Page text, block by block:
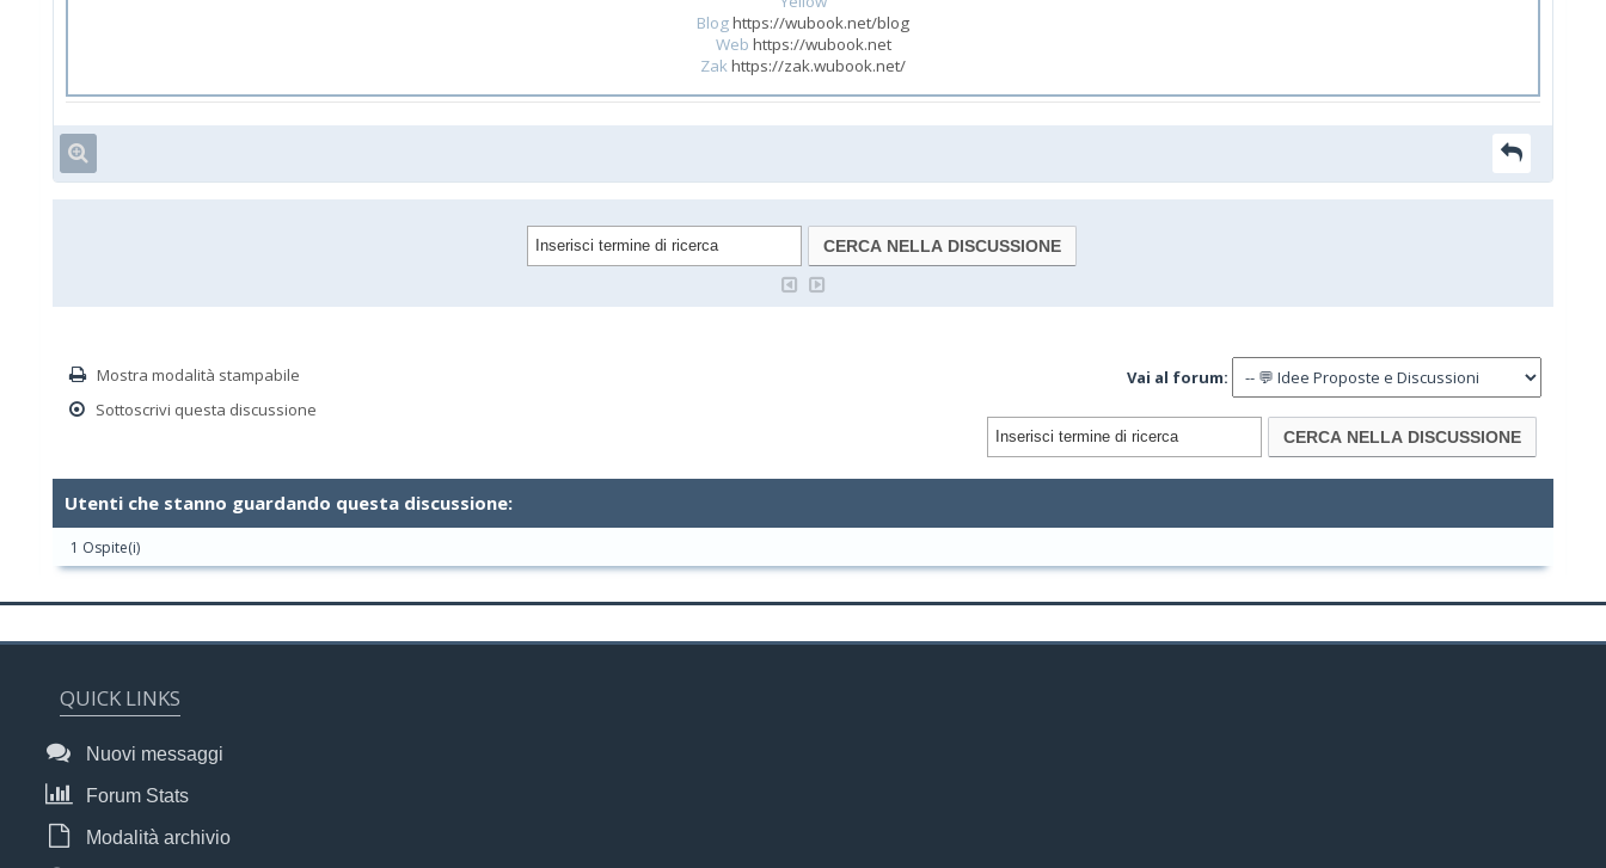
Bloghttps://wubook.net/blog
Web https://wubook.net
Zakhttps://zak.wubook.net/
Mostra modalità stampabile
Sottoscrivi questa discussione
Vai al forum:
Utenti che stanno guardando questa discussione:
1 Ospite(i)
QUICK LINKS
Nuovi messaggi
Forum Stats
Modalità archivio